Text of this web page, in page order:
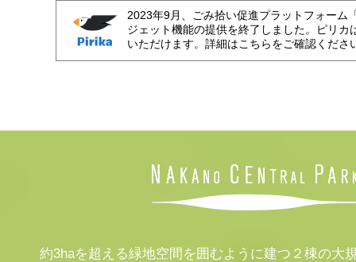
2023年9月、ごみ拾い促進プラットフォーム
ジェット機能の提供を終了しました。ピリカ
いただけます。詳細はこちらをご確認くださ
約3haを超える緑地空間を囲むように建つ２棟の大